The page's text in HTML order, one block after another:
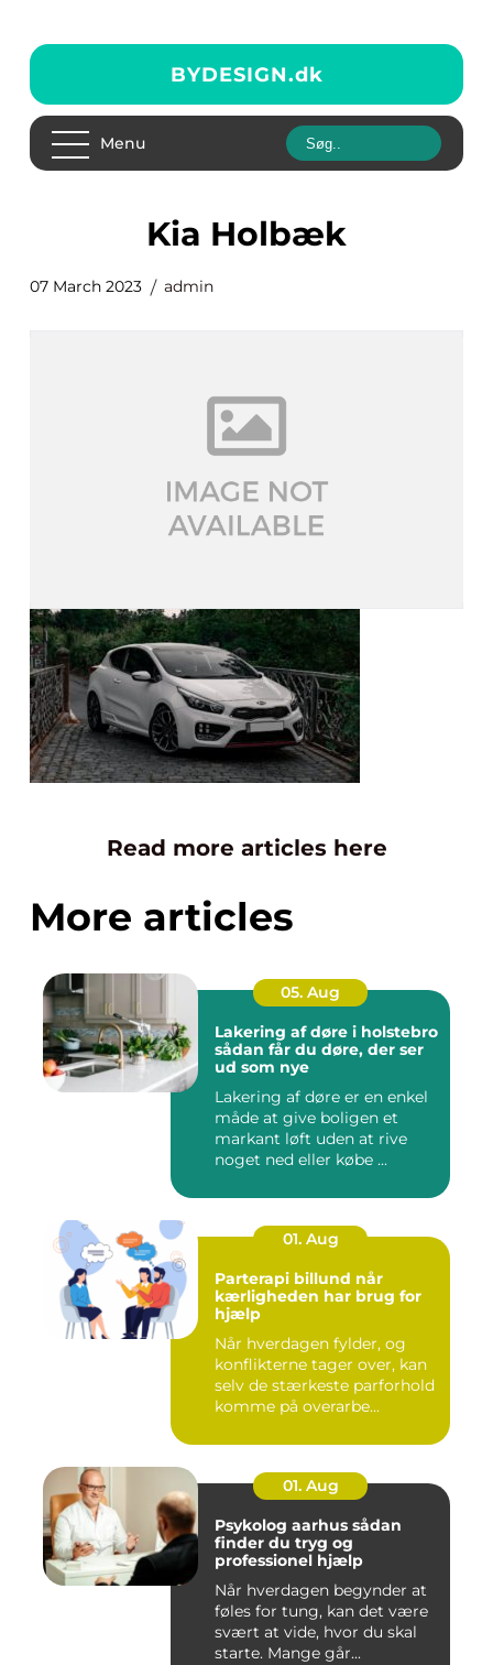
BYDESIGN.dk
Menu
Kia Holbæk
07 March 2023 admin
Read more articles here
More articles
05. Aug
Lakering af døre i holstebro
sådan får du døre, der ser
ud som nye
Lakering af døre er en enkel
måde at give boligen et
markant løft uden at rive
noget ned eller købe ...
01. Aug
Parterapi billund når
kærligheden har brug for
hjælp
Når hverdagen fylder, og
konflikterne tager over, kan
selv de stærkeste parforhold
komme på overarbe...
01. Aug
Psykolog aarhus sådan
finder du tryg og
professionel hjælp
Når hverdagen begynder at
føles for tung, kan det være
svært at vide, hvor du skal
starte. Mange går...